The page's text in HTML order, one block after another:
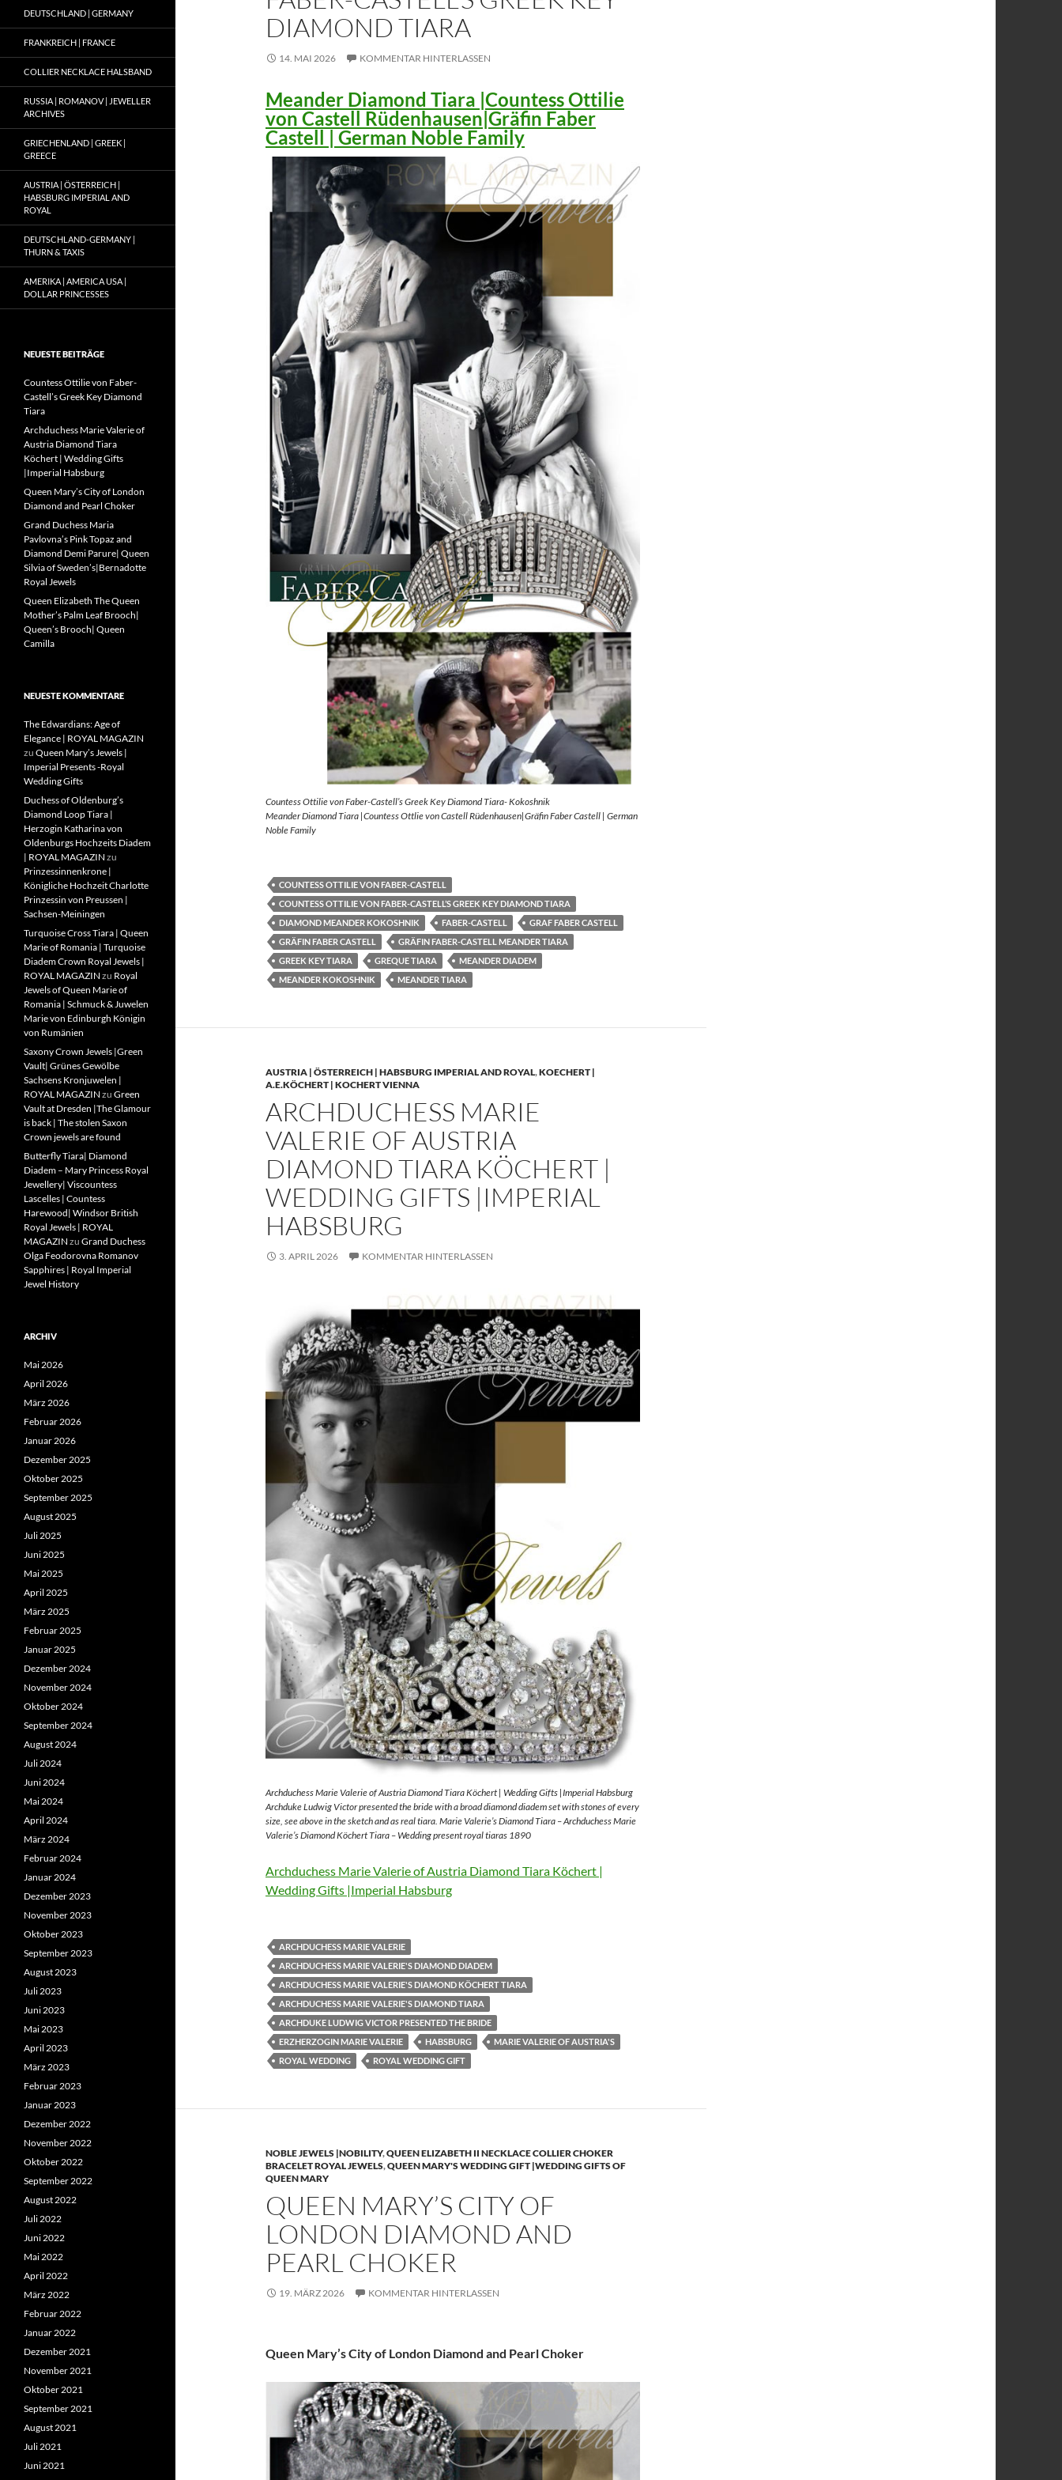
DIAMOND TIARA
14. MAI 2026 KOMMENTAR HINTERLASSEN
Meander Diamond Tiara |Countess Ottilie
von Castell Rüdenhausen|Gräfin Faber
Castell | German Noble Family
Countess Ottilie von Faber-Castell’s Greek Key Diamond Tiara- Kokoshnik
Meander Diamond Tiara |Countess Ottlie von Castell Rüdenhausen|Gräfin Faber Castell | German
Noble Family
COUNTESS OTTILIE VON FABER-CASTELL
COUNTESS OTTILIE VON FABER-CASTELL’S GREEK KEY DIAMOND TIARA
DIAMOND MEANDER KOKOSHNIK
FABER-CASTELL
GRAF FABER CASTELL
GRÄFIN FABER CASTELL
GRÄFIN FABER-CASTELL MEANDER TIARA
GREEK KEY TIARA
GREQUE TIARA
MEANDER DIADEM
MEANDER KOKOSHNIK
MEANDER TIARA
AUSTRIA | ÖSTERREICH | HABSBURG IMPERIAL AND ROYAL,KOECHERT |
A.E.KÖCHERT | KOCHERT VIENNA
ARCHDUCHESS MARIE
VALERIE OF AUSTRIA
DIAMOND TIARA KÖCHERT |
WEDDING GIFTS |IMPERIAL
HABSBURG
3. APRIL 2026 KOMMENTAR HINTERLASSEN
Archduchess Marie Valerie of Austria Diamond Tiara Köchert | Wedding Gifts |Imperial Habsburg
Archduke Ludwig Victor presented the bride with a broad diamond diadem set with stones of every
size, see above in the sketch and as real tiara. Marie Valerie’s Diamond Tiara – Archduchess Marie
Valerie’s Diamond Köchert Tiara – Wedding present royal tiaras 1890
Archduchess Marie Valerie of Austria Diamond Tiara Köchert |
Wedding Gifts |Imperial Habsburg
ARCHDUCHESS MARIE VALERIE
ARCHDUCHESS MARIE VALERIE'S DIAMOND DIADEM
ARCHDUCHESS MARIE VALERIE'S DIAMOND KÖCHERT TIARA
ARCHDUCHESS MARIE VALERIE'S DIAMOND TIARA
ARCHDUKE LUDWIG VICTOR PRESENTED THE BRIDE
ERZHERZOGIN MARIE VALERIE
HABSBURG
MARIE VALERIE OF AUSTRIA'S
ROYAL WEDDING
ROYAL WEDDING GIFT
NOBLE JEWELS |NOBILITY,QUEEN ELIZABETH II NECKLACE COLLIER CHOKER
BRACELET ROYAL JEWELS,QUEEN MARY'S WEDDING GIFT |WEDDING GIFTS OF
QUEEN MARY
QUEEN MARY’S CITY OF
LONDON DIAMOND AND
PEARL CHOKER
19. MÄRZ 2026 KOMMENTAR HINTERLASSEN
Queen Mary’s City of London Diamond and Pearl Choker
DEUTSCHLAND | GERMANY
FRANKREICH | FRANCE
COLLIER NECKLACE HALSBAND
RUSSIA | ROMANOV | JEWELLER
ARCHIVES
GRIECHENLAND | GREEK |
GREECE
AUSTRIA | ÖSTERREICH |
HABSBURG IMPERIAL AND
ROYAL
DEUTSCHLAND-GERMANY |
THURN & TAXIS
AMERIKA | AMERICA USA |
DOLLAR PRINCESSES
NEUESTE BEITRÄGE
Countess Ottilie von Faber-
Castell’s Greek Key Diamond
Tiara
Archduchess Marie Valerie of
Austria Diamond Tiara
Köchert | Wedding Gifts
|Imperial Habsburg
Queen Mary’s City of London
Diamond and Pearl Choker
Grand Duchess Maria
Pavlovna’s Pink Topaz and
Diamond Demi Parure| Queen
Silvia of Sweden’s|Bernadotte
Royal Jewels
Queen Elizabeth The Queen
Mother’s Palm Leaf Brooch|
Queen’s Brooch| Queen
Camilla
NEUESTE KOMMENTARE
The Edwardians: Age of
Elegance | ROYAL MAGAZIN
zu Queen Mary’s Jewels |
Imperial Presents -Royal
Wedding Gifts
Duchess of Oldenburg’s
Diamond Loop Tiara |
Herzogin Katharina von
Oldenburgs Hochzeits Diadem
| ROYAL MAGAZIN zu
Prinzessinnenkrone |
Königliche Hochzeit Charlotte
Prinzessin von Preussen |
Sachsen-Meiningen
Turquoise Cross Tiara | Queen
Marie of Romania | Turquoise
Diadem Crown Royal Jewels |
ROYAL MAGAZIN zu Royal
Jewels of Queen Marie of
Romania | Schmuck & Juwelen
Marie von Edinburgh Königin
von Rumänien
Saxony Crown Jewels |Green
Vault| Grünes Gewölbe
Sachsens Kronjuwelen |
ROYAL MAGAZIN zu Green
Vault at Dresden |The Glamour
is back | The stolen Saxon
Crown jewels are found
Butterfly Tiara| Diamond
Diadem – Mary Princess Royal
Jewellery| Viscountess
Lascelles | Countess
Harewood| Windsor British
Royal Jewels | ROYAL
MAGAZIN zu Grand Duchess
Olga Feodorovna Romanov
Sapphires | Royal Imperial
Jewel History
ARCHIV
Mai 2026
April 2026
März 2026
Februar 2026
Januar 2026
Dezember 2025
Oktober 2025
September 2025
August 2025
Juli 2025
Juni 2025
Mai 2025
April 2025
März 2025
Februar 2025
Januar 2025
Dezember 2024
November 2024
Oktober 2024
September 2024
August 2024
Juli 2024
Juni 2024
Mai 2024
April 2024
März 2024
Februar 2024
Januar 2024
Dezember 2023
November 2023
Oktober 2023
September 2023
August 2023
Juli 2023
Juni 2023
Mai 2023
April 2023
März 2023
Februar 2023
Januar 2023
Dezember 2022
November 2022
Oktober 2022
September 2022
August 2022
Juli 2022
Juni 2022
Mai 2022
April 2022
März 2022
Februar 2022
Januar 2022
Dezember 2021
November 2021
Oktober 2021
September 2021
August 2021
Juli 2021
Juni 2021